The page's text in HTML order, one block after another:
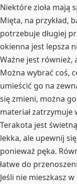
Niektóre zioła mają
Mięta, na przykład,
potrzebuje długiej
okienna jest lepsza
Ważne jest również,
Można wybrać coś,
umieścić go na
się zmieni, można
materiał zatrzymuje
Terakota jest
lekka, ale upewnij
ponieważ pęka.
łatwe do
Jeśli nie mieszkasz